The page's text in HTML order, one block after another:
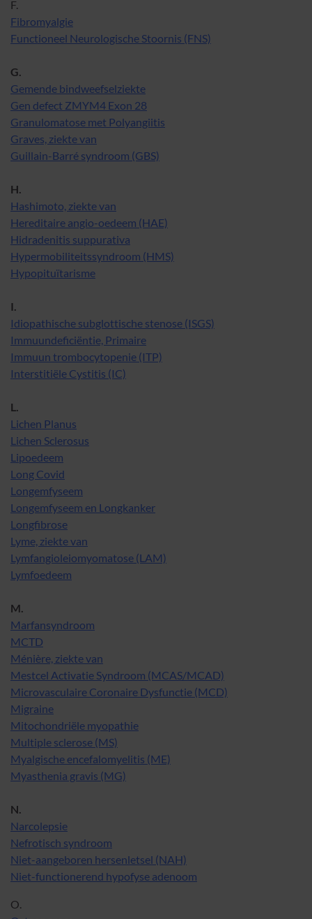
F.
Fibromyalgie
Functioneel Neurologische Stoornis (FNS)
G.
Gemende bindweefselziekte
Gen defect ZMYM4 Exon 28
Granulomatose met Polyangiitis
Graves, ziekte van
Guillain-Barré syndroom (GBS)
H.
Hashimoto, ziekte van
Hereditaire angio-oedeem (HAE)
Hidradenitis suppurativa
Hypermobiliteitssyndroom (HMS)
Hypopituïtarisme
I.
Idiopathische subglottische stenose (ISGS)
Immuundeficiëntie, Primaire
Immuun trombocytopenie (ITP)
Interstitiële Cystitis (IC)
L.
Lichen Planus
Lichen Sclerosus
Lipoedeem
Long Covid
Longemfyseem
Longemfyseem en Longkanker
Longfibrose
Lyme, ziekte van
Lymfangioleiomyomatose (LAM)
Lymfoedeem
M.
Marfansyndroom
MCTD
Ménière, ziekte van
Mestcel Activatie Syndroom (MCAS/MCAD)
Microvasculaire Coronaire Dysfunctie (MCD)
Migraine
Mitochondriële myopathie
Multiple sclerose (MS)
Myalgische encefalomyelitis (ME)
Myasthenia gravis (MG)
N.
Narcolepsie
Nefrotisch syndroom
Niet-aangeboren hersenletsel (NAH)
Niet-functionerend hypofyse adenoom
O.